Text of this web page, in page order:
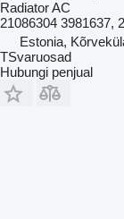
Radiator AC
21086304 3981637,
Estonia,
TSvaruosad
Hubungi penjual